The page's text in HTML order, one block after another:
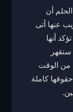
أن
عنها أتى
أنها
من الوقت
كاملة